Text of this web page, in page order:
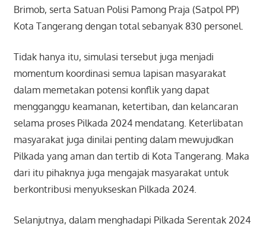
Brimob, serta Satuan Polisi Pamong Praja (Satpol PP)
Kota Tangerang dengan total sebanyak 830 personel.
Tidak hanya itu, simulasi tersebut juga menjadi
momentum koordinasi semua lapisan masyarakat
dalam memetakan potensi konflik yang dapat
mengganggu keamanan, ketertiban, dan kelancaran
selama proses Pilkada 2024 mendatang. Keterlibatan
masyarakat juga dinilai penting dalam mewujudkan
Pilkada yang aman dan tertib di Kota Tangerang. Maka
dari itu pihaknya juga mengajak masyarakat untuk
berkontribusi menyukseskan Pilkada 2024.
Selanjutnya, dalam menghadapi Pilkada Serentak 2024